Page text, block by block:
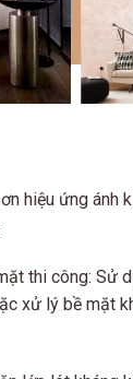
hiệu ứng ánh
thi công: Sử
xử lý bề mặt